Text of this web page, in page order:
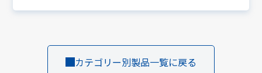
カテゴリー別製品一覧に戻る